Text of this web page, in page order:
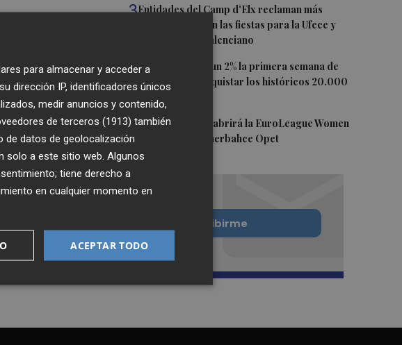
3Entidades del Camp d'Elx reclaman más
protagonismo en las fiestas para la Ufece y
conciertos en valenciano
4El Ibex 35 sube un 2% la primera semana de
agosto tras conquistar los históricos 20.000
puntos
5Valencia Basket abrirá la EuroLeague Women
en casa ante Fenerbahce Opet
Quiero suscribirme
para almacenar y acceder a
dirección IP, identificadores únicos
medir anuncios y contenido,
de terceros (1913) también
de datos de geolocalización
solo a este sitio web. Algunos
tiene derecho a
en cualquier momento en
ACEPTAR TODO